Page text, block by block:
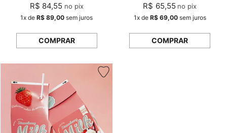
R$ 84,55 no pix
1x deR$ 89,00 sem juros
COMPRAR
R$ 65,55 no pix
1xde R$ 69,00sem juros
COMPRAR